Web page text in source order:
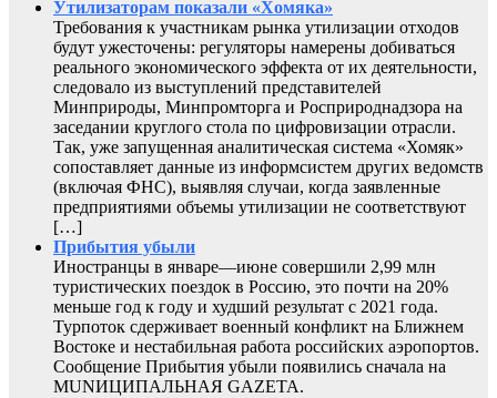
Утилизаторам показали «Хомяка»
Требования к участникам рынка утилизации отходов
будут ужесточены: регуляторы намерены добиваться
реального экономического эффекта от их деятельности,
следовало из выступлений представителей
Минприроды, Минпромторга и Росприроднадзора на
заседании круглого стола по цифровизации отрасли.
Так, уже запущенная аналитическая система «Хомяк»
сопоставляет данные из информсистем других ведомств
(включая ФНС), выявляя случаи, когда заявленные
предприятиями объемы утилизации не соответствуют
[…]
Прибытия убыли
Иностранцы в январе—июне совершили 2,99 млн
туристических поездок в Россию, это почти на 20%
меньше год к году и худший результат с 2021 года.
Турпоток сдерживает военный конфликт на Ближнем
Востоке и нестабильная работа российских аэропортов.
Сообщение Прибытия убыли появились сначала на
MUNИЦИПАЛЬНАЯ GAZЕТА.